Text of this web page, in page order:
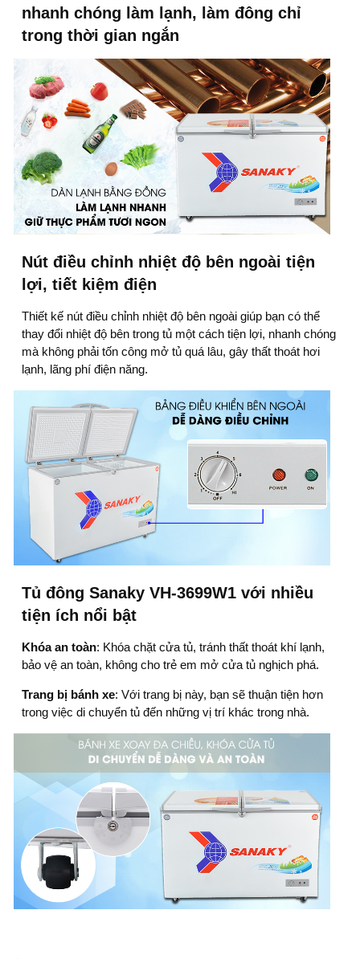
nhanh chóng làm lạnh, làm đông chỉ
trong thời gian ngắn
Nút điều chỉnh nhiệt độ bên ngoài tiện
lợi, tiết kiệm điện
Thiết kế nút điều chỉnh nhiệt độ bên ngoài giúp bạn có thể
thay đổi nhiệt độ bên trong tủ một cách tiện lợi, nhanh chóng
mà không phải tốn công mở tủ quá lâu, gây thất thoát hơi
lạnh, lãng phí điện năng.
Tủ đông Sanaky VH-3699W1 với nhiều
tiện ích nổi bật
Khóa an toàn: Khóa chặt cửa tủ, tránh thất thoát khí lạnh,
bảo vệ an toàn, không cho trẻ em mở cửa tủ nghịch phá.
Trang bị bánh xe: Với trang bị này, bạn sẽ thuận tiện hơn
trong việc di chuyển tủ đến những vị trí khác trong nhà.